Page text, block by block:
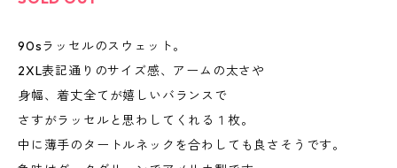
90sラッセルのスウェット。
2XL表記通りのサイズ感、アームの太さや
身幅、着丈全てが嬉しいバランスで
さすがラッセルと思わしてくれる１枚。
中に薄手のタートルネックを合わしても良さそうです。